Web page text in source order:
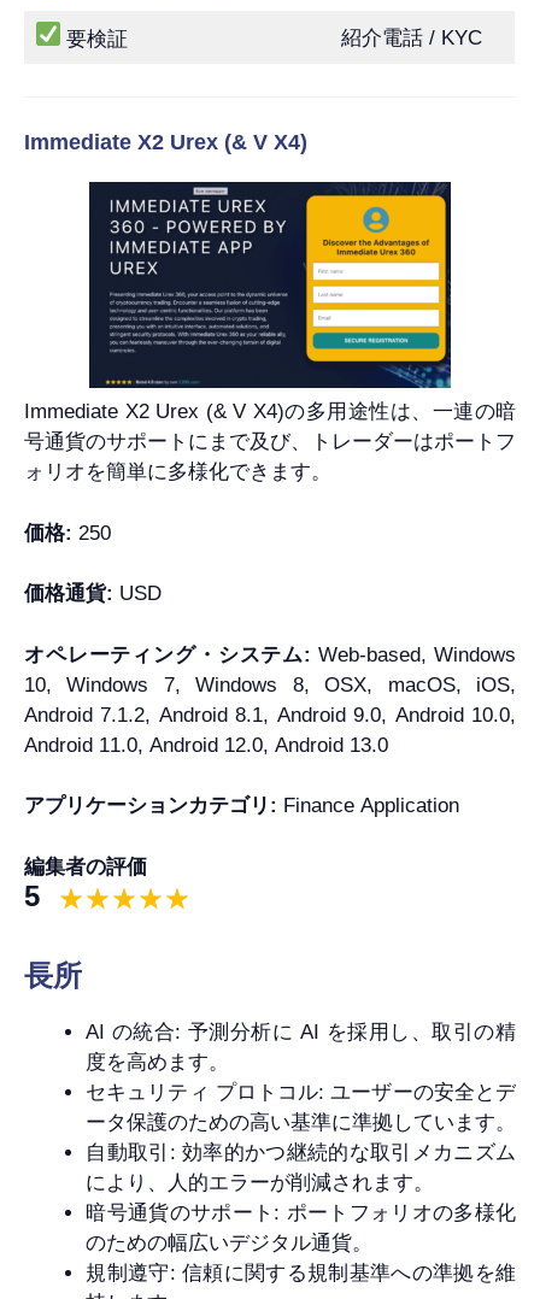
要検証 紹介電話 / KYC
Immediate X2 Urex (& V X4)
Immediate X2 Urex (& V X4)の多用途性は、一連の暗
号通貨のサポートにまで及び、トレーダーはポートフ
ォリオを簡単に多様化できます。
価格: 250
価格通貨: USD
オペレーティング・システム: Web-based, Windows
10, Windows 7, Windows 8, OSX, macOS, iOS,
Android 7.1.2, Android 8.1, Android 9.0, Android 10.0,
Android 11.0, Android 12.0, Android 13.0
アプリケーションカテゴリ: Finance Application
編集者の評価
5
長所
AI の統合: 予測分析に AI を採用し、取引の精
度を高めます。
セキュリティ プロトコル: ユーザーの安全とデ
ータ保護のための高い基準に準拠しています。
自動取引: 効率的かつ継続的な取引メカニズム
により、人的エラーが削減されます。
暗号通貨のサポート: ポートフォリオの多様化
のための幅広いデジタル通貨。
規制遵守: 信頼に関する規制基準への準拠を維